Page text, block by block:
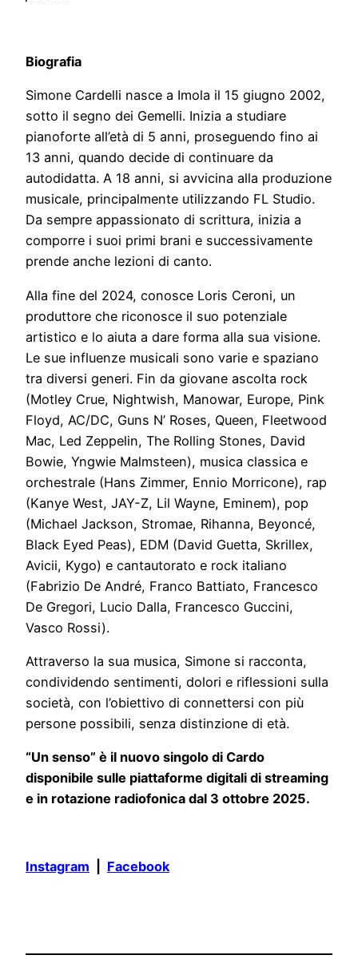
Biografia
Simone Cardelli nasce a Imola il 15 giugno 2002,
sotto il segno dei Gemelli. Inizia a studiare
pianoforte all’età di 5 anni, proseguendo fino ai
13 anni, quando decide di continuare da
autodidatta. A 18 anni, si avvicina alla produzione
musicale, principalmente utilizzando FL Studio.
Da sempre appassionato di scrittura, inizia a
comporre i suoi primi brani e successivamente
prende anche lezioni di canto.
Alla fine del 2024, conosce Loris Ceroni, un
produttore che riconosce il suo potenziale
artistico e lo aiuta a dare forma alla sua visione.
Le sue influenze musicali sono varie e spaziano
tra diversi generi. Fin da giovane ascolta rock
(Motley Crue, Nightwish, Manowar, Europe, Pink
Floyd, AC/DC, Guns N’ Roses, Queen, Fleetwood
Mac, Led Zeppelin, The Rolling Stones, David
Bowie, Yngwie Malmsteen), musica classica e
orchestrale (Hans Zimmer, Ennio Morricone), rap
(Kanye West, JAY-Z, Lil Wayne, Eminem), pop
(Michael Jackson, Stromae, Rihanna, Beyoncé,
Black Eyed Peas), EDM (David Guetta, Skrillex,
Avicii, Kygo) e cantautorato e rock italiano
(Fabrizio De André, Franco Battiato, Francesco
De Gregori, Lucio Dalla, Francesco Guccini,
Vasco Rossi).
Attraverso la sua musica, Simone si racconta,
condividendo sentimenti, dolori e riflessioni sulla
società, con l’obiettivo di connettersi con più
persone possibili, senza distinzione di età.
“Un senso” è il nuovo singolo di Cardo
disponibile sulle piattaforme digitali di streaming
e in rotazione radiofonica dal 3 ottobre 2025.
Instagram Facebook